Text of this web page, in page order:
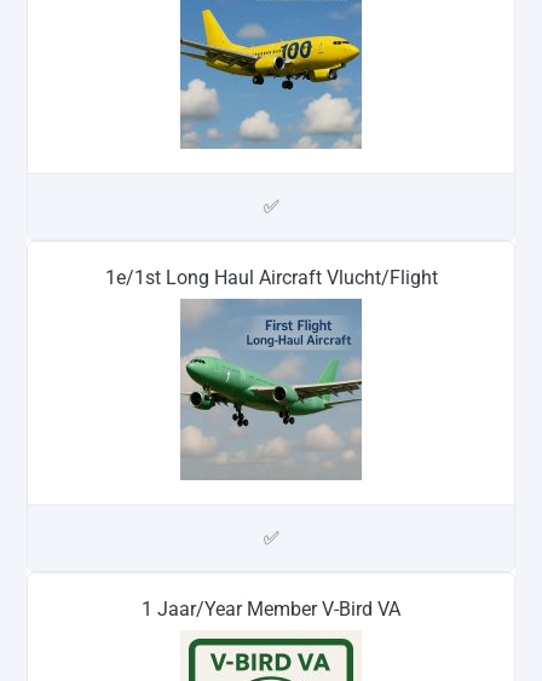
✅
1e/1st Long Haul Aircraft Vlucht/Flight
✅
1 Jaar/Year Member V-Bird VA